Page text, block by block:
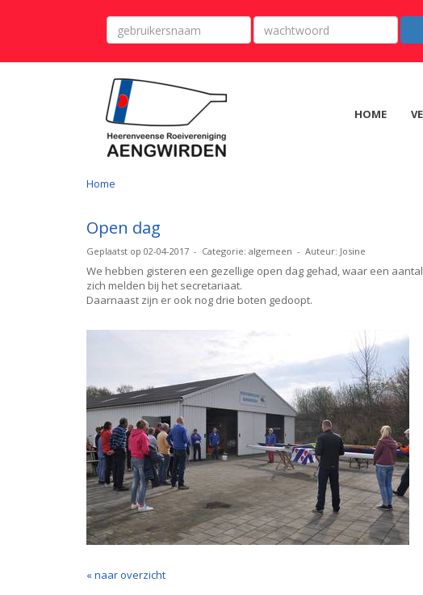
HOME
Home
Open dag
Geplaatst op 02-04-2017 - Categorie: algemeen - Auteur: Josine
We hebben gisteren een gezellige open dag gehad, waar een
zich melden bij het secretariaat.
Daarnaast zijn er ook nog drie boten gedoopt.
« naar overzicht